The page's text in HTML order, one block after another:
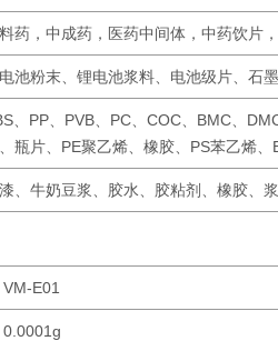
药，中成药，医药中间体，中药饮片
池粉末、锂电池浆料、电池级片、石
、PP、PVB、PC、COC、BMC、
瓶片、PE聚乙烯、橡胶、PS苯乙烯、
、牛奶豆浆、胶水、胶粘剂、橡胶、
VM-E01
0.0001g